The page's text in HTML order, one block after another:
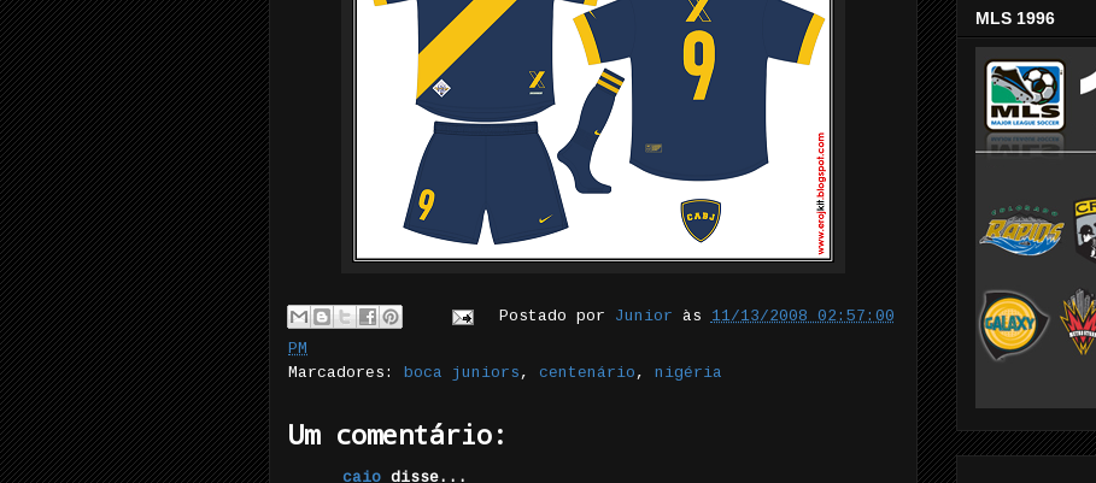
Postado por Junior às 11/13/2008 02:57:00
PM
Marcadores:
boca juniors , centenário , nigéria
Um comentário:
caio disse...
MLS 1996